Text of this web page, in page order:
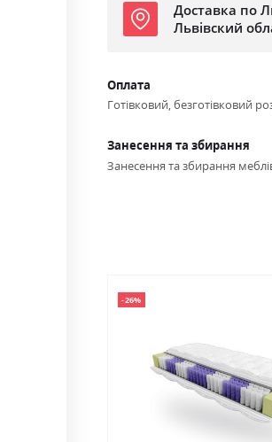
Доставка по
Львівский
Оплата
Готівковий, безготівковий
Занесення та збирання
Занесення та збирання
-26%